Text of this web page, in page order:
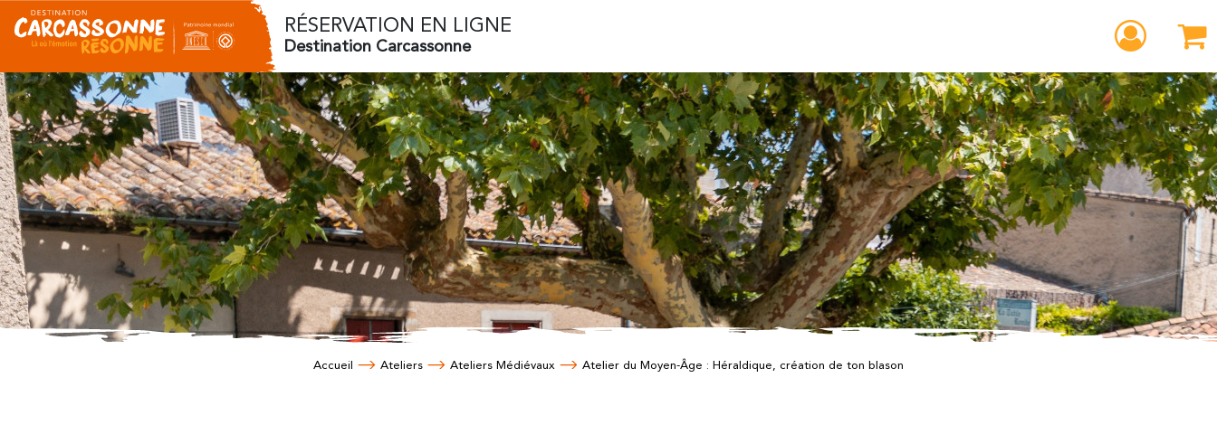
RÉSERVATION EN LIGNE
Destination Carcassonne
Accueil Ateliers Ateliers Médiévaux Atelier du Moyen-Âge : Héraldique, création de ton blason